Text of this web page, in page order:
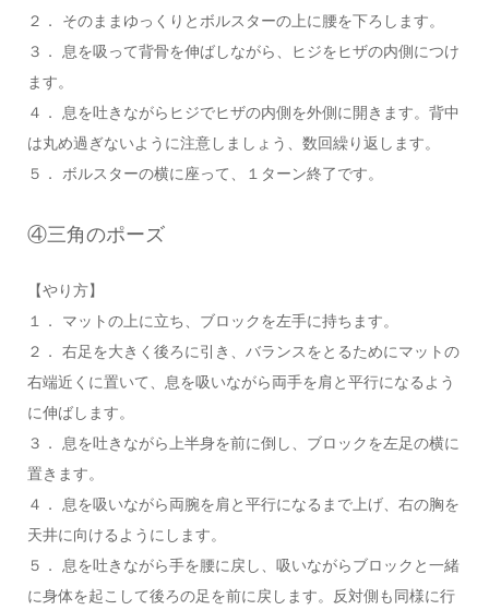
２． そのままゆっくりとボルスターの上に腰を下ろします。
３． 息を吸って背骨を伸ばしながら、ヒジをヒザの内側につけ
ます。
４． 息を吐きながらヒジでヒザの内側を外側に開きます。背中
は丸め過ぎないように注意しましょう、数回繰り返します。
５． ボルスターの横に座って、１ターン終了です。
④三角のポーズ
【やり方】
１． マットの上に立ち、ブロックを左手に持ちます。
２． 右足を大きく後ろに引き、バランスをとるためにマットの
右端近くに置いて、息を吸いながら両手を肩と平行になるよう
に伸ばします。
３． 息を吐きながら上半身を前に倒し、ブロックを左足の横に
置きます。
４． 息を吸いながら両腕を肩と平行になるまで上げ、右の胸を
天井に向けるようにします。
５． 息を吐きながら手を腰に戻し、吸いながらブロックと一緒
に身体を起こして後ろの足を前に戻します。反対側も同様に行